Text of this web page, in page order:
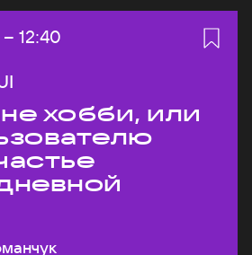
– Конец:
12:40
хобби, или